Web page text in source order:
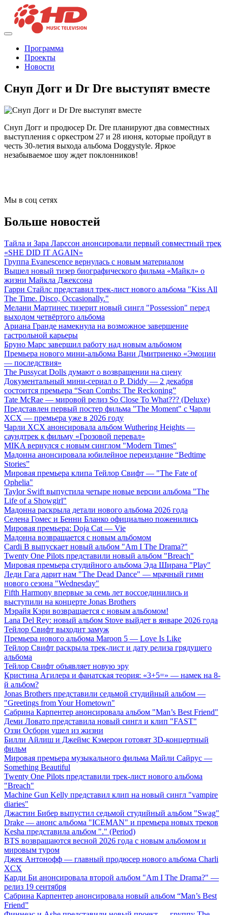
Программа
Проекты
Новости
Снуп Догг и Dr Dre выступят вместе
Снуп Догг и продюсер Dr. Dre планируют два совместных
выступления с оркестром 27 и 28 июня, которые пройдут в
честь 30-летия выхода альбома Doggystyle. Яркое
незабываемое шоу ждет поклонников!
Мы в соц сетях
Больше новостей
Тайла и Зара Ларссон анонсировали первый совместный трек
«SHE DID IT AGAIN»
Группа Evanescence вернулась с новым материалом
Вышел новый тизер биографического фильма «Майкл» о
жизни Майкла Джексона
Гарри Стайлс представил трек-лист нового альбома "Kiss All
The Time. Disco, Occasionally."
Мелани Мартинес тизерит новый сингл "Possession" перед
выходом четвёртого альбома
Ариана Гранде намекнула на возможное завершение
гастрольной карьеры
Бруно Марс завершил работу над новым альбомом
Премьера нового мини-альбома Вани Дмитриенко «Эмоции
— последствия»
The Pussycat Dolls думают о возвращении на сцену
Документальный мини-сериал о P. Diddy — 2 декабря
состоится премьера “Sean Combs: The Reckoning”
Tate McRae — мировой релиз So Close To What??? (Deluxe)
Представлен первый постер фильма "The Moment" с Чарли
XCX — премьера уже в 2026 году
Чарли XCX анонсировала альбом Wuthering Heights —
саундтрек к фильму «Грозовой перевал»
MIKA вернулся с новым синглом "Modern Times"
Мадонна анонсировала юбилейное переиздание “Bedtime
Stories”
Мировая премьера клипа Тейлор Свифт — "The Fate of
Ophelia"
Taylor Swift выпустила четыре новые версии альбома "The
Life of a Showgirl"
Мадонна раскрыла детали нового альбома 2026 года
Селена Гомес и Бенни Бланко официально поженились
Мировая премьера: Doja Cat — Vie
Мадонна возвращается с новым альбомом
Cardi B выпускает новый альбом "Am I The Drama?"
Twenty One Pilots представили новый альбом "Breach"
Мировая премьера студийного альбома Эда Ширана "Play"
Леди Гага дарит нам "The Dead Dance" — мрачный гимн
нового сезона "Wednesday"
Fifth Harmony впервые за семь лет воссоединились и
выступили на концерте Jonas Brothers
Мэрайя Кэри возвращается с новым альбомом!
Lana Del Rey: новый альбом Stove выйдет в январе 2026 года
Тейлор Свифт выходит замуж
Премьера нового альбома Maroon 5 — Love Is Like
Тейлор Свифт раскрыла трек-лист и дату релиза грядущего
альбома
Тейлор Свифт объявляет новую эру
Кристина Агилера и фанатская теория: «3+5=» — намек на 8-
й альбом?
Jonas Brothers представили седьмой студийный альбом —
"Greetings from Your Hometown"
Сабрина Карпентер анонсировала альбом "Man’s Best Friend"
Деми Ловато представила новый сингл и клип "FAST"
Оззи Осборн ушел из жизни
Билли Айлиш и Джеймс Кэмерон готовят 3D-концертный
фильм
Мировая премьера музыкального фильма Майли Сайрус —
Something Beautiful
Twenty One Pilots представили трек-лист нового альбома
"Breach"
Machine Gun Kelly представил клип на новый сингл "vampire
diaries"
Джастин Бибер выпустил седьмой студийный альбом "Swag"
Drake — анонс альбома "ICEMAN" и премьера новых треков
Kesha представила альбом "." (Period)
BTS возвращаются весной 2026 года с новым альбомом и
мировым туром
Джек Антонофф — главный продюсер нового альбома Charli
XCX
Карди Би анонсировала второй альбом "Am I The Drama?" —
релиз 19 сентября
Сабрина Карпентер анонсировала новый альбом “Man’s Best
Friend”